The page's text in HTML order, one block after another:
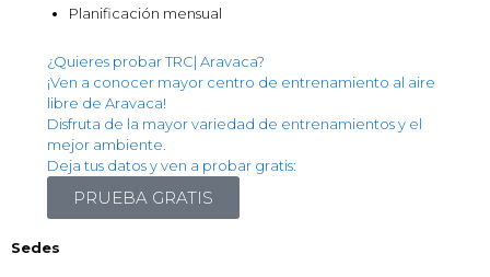
Planificación mensual
¿Quieres probar TRC| Aravaca?
¡Ven a conocer mayor centro de entrenamiento al aire
libre de Aravaca!
Disfruta de la mayor variedad de entrenamientos y el
mejor ambiente.
Deja tus datos y ven a probar gratis:
PRUEBA GRATIS
Sedes